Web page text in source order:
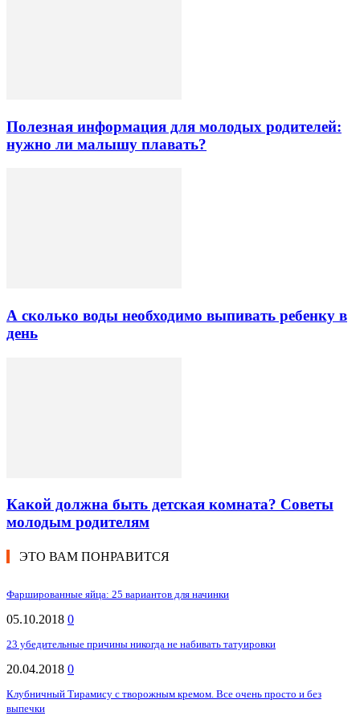
Полезная информация для молодых родителей:
нужно ли малышу плавать?
А сколько воды необходимо выпивать ребенку в
день
Какой должна быть детская комната? Советы
молодым родителям
ЭТО ВАМ ПОНРАВИТСЯ
Фаршированные яйца: 25 вариантов для начинки
05.10.2018 0
23 убедительные причины никогда не набивать татуировки
20.04.2018 0
Клубничный Тирамису с творожным кремом. Все очень просто и без
выпечки